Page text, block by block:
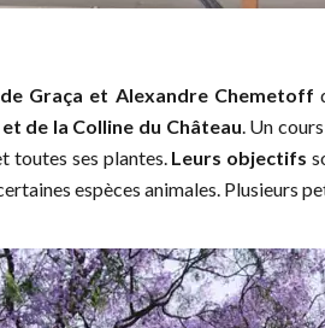
Graça et Alexandre Chemetoff
de la Colline du Château. Un
toutes ses plantes. Leurs objectifs
espèces animales. Plusieurs